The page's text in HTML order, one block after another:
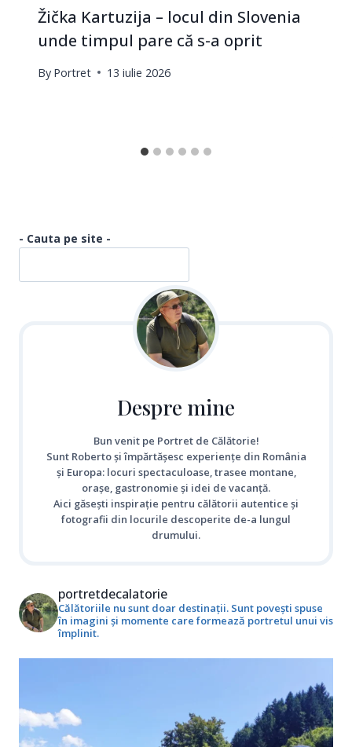
Žička Kartuzija – locul din Slovenia
unde timpul pare că s-a oprit
By Portret 13 iulie 2026
- Cauta pe site -
Despre mine
Bun venit pe Portret de Călătorie!
Sunt Roberto și împărtășesc experiențe din România
și Europa: locuri spectaculoase, trasee montane,
orașe, gastronomie și idei de vacanță.
Aici găsești inspirație pentru călătorii autentice și
fotografii din locurile descoperite de-a lungul
drumului.
portretdecalatorie
Călătoriile nu sunt doar destinații. Sunt povești spuse
în imagini și momente care formează portretul unui vis
împlinit.